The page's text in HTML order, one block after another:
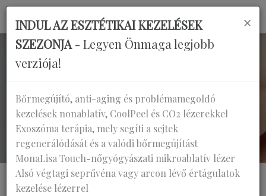
KEZELÉSEINK
Főoldal
Kezeléseink
Bőrfiatalítás-rejuvenáció
INDUL AZ ESZTÉTIKAI KEZELÉSEK
SZEZONJA - Legyen Önmaga legjobb
verziója!
×
Bőrmegújító, anti-aging és problémamegoldó
kezelések nonablatív, CoolPeel és CO2 lézerekkel
Exoszóma terápia, mely segíti a sejtek
regenerálódását és a valódi bőrmegújítást
MonaLisa Touch-nőgyógyászati mikroablatív lézer
Alsó végtagi seprűvéna vagy arcon lévő értágulatok
kezelése lézerrel